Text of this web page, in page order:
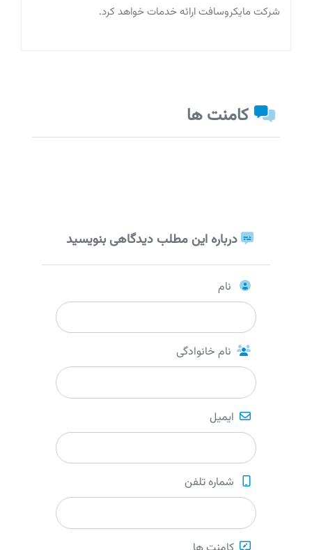
شرکت مایکروسافت ارائه خدمات خواهد کرد.
کامنت ها
درباره این مطلب دیدگاهی بنویسید
نام
نام خانوادگی
ایمیل
شماره تلفن